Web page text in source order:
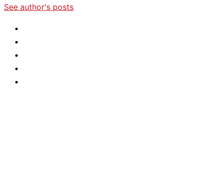
See author's posts